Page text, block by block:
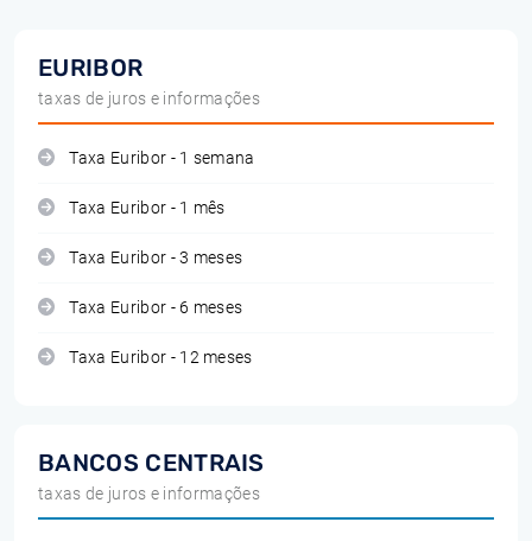
EURIBOR
taxas de juros e informações
Taxa Euribor - 1 semana
Taxa Euribor - 1 mês
Taxa Euribor - 3 meses
Taxa Euribor - 6 meses
Taxa Euribor - 12 meses
BANCOS CENTRAIS
taxas de juros e informações